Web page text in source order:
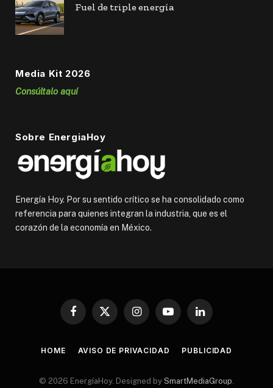
Fuel de triple energía
Media Kit 2026
Consúltalo aquí
Sobre EnergiaHoy
Energía Hoy. Por su sentido crítico se ha consolidado como
referencia para quienes integran la industria, que es el
corazón de la economía en México.
Facebook
X
InstagramYouTubeLinkedIn
HOME AVISO DE PRIVACIDAD PUBLICIDAD
© 2026 EnergíaHoy. Designed by SmartMediaGroup